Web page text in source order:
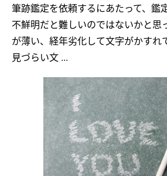
筆跡鑑定を依頼するにあたって、鑑
不鮮明だと難しいのではないかと思
が薄い、経年劣化して文字がかすれ
見づらい文 ...